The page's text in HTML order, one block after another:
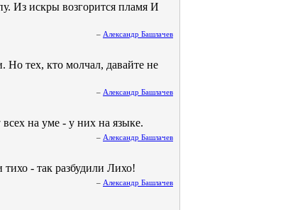
Из искры возгорится пламя И
– Александр Башлачев
тех, кто молчал, давайте не
– Александр Башлачев
на уме - у них на языке.
– Александр Башлачев
- так разбудили Лихо!
– Александр Башлачев